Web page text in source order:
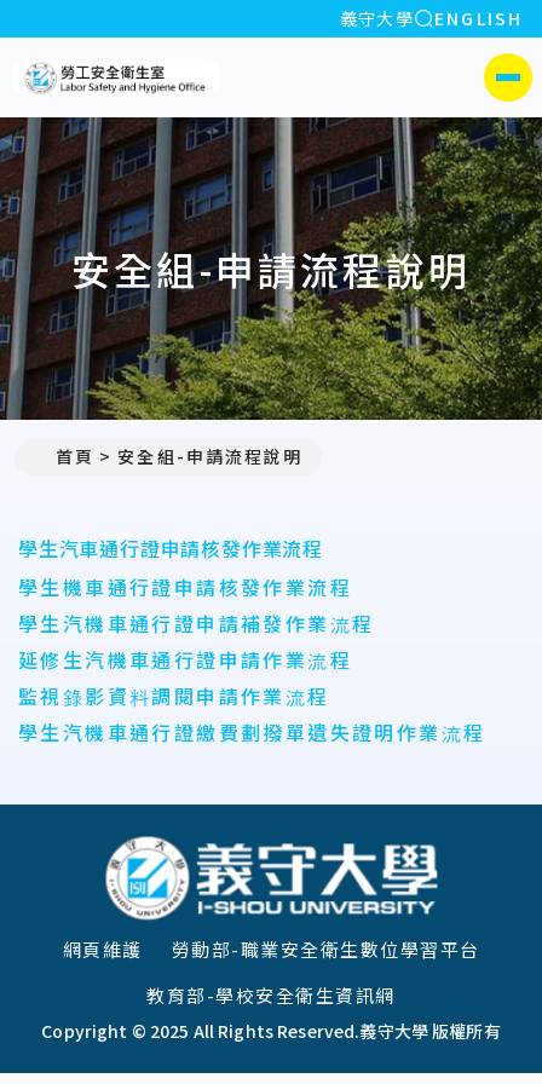
:::
義守大學 全站搜索
ENGLISH
側選單
安全組-申請流程說明
首頁 安全組-申請流程說明
學生汽車通行證申請核發作業流程
學生機車通行證申請核發作業流程
學生汽機車通行證申請補發作業流程
延修生汽機車通行證申請作業流程
監視錄影資料調閱申請作業流程
學生汽機車通行證繳費劃撥單遺失證明作業流程
Copyright © 2025 All Rights Reserved.義守大學 版權所有
網頁維護
勞動部-職業安全衛生數位學習平台
教育部-學校安全衛生資訊網